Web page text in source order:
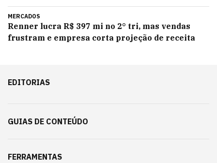
MERCADOS
Renner lucra R$ 397 mi no 2° tri, mas vendas
frustram e empresa corta projeção de receita
EDITORIAS
GUIAS DE CONTEÚDO
FERRAMENTAS